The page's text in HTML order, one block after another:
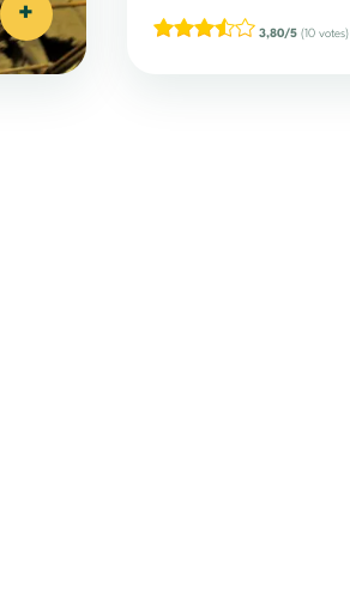
+
3,80/5(10 votes)